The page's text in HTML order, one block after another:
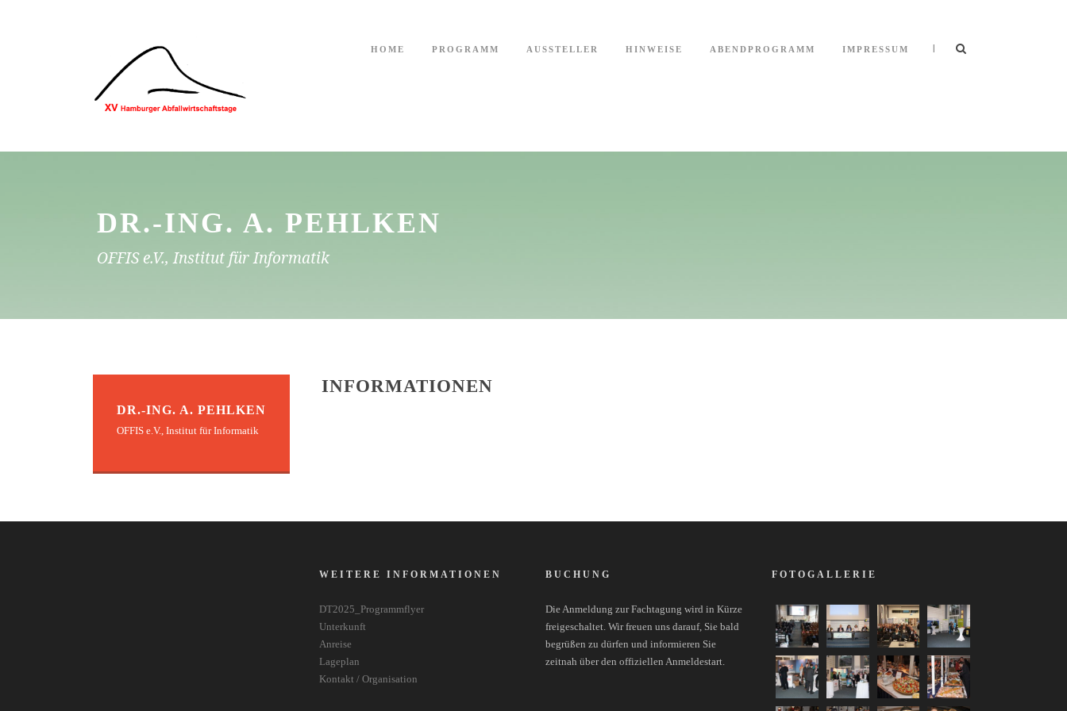
HOME PROGRAMM AUSSTELLER HINWEISE ABENDPROGRAMM IMPRESSUM |
DR.-ING. A. PEHLKEN
OFFIS e.V., Institut für Informatik
DR.-ING. A. PEHLKEN
OFFIS e.V., Institut für Informatik
INFORMATIONEN
WEITERE INFORMATIONEN
DT2025_Programmflyer
Unterkunft
Anreise
Lageplan
Kontakt / Organisation
BUCHUNG
Die Anmeldung zur Fachtagung wird in Kürze
freigeschaltet. Wir freuen uns darauf, Sie bald
begrüßen zu dürfen und informieren Sie
zeitnah über den offiziellen Anmeldestart.
FOTOGALLERIE